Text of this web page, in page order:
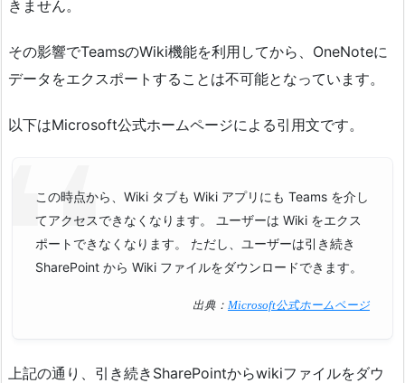
きません。
その影響でTeamsのWiki機能を利用してから、OneNoteに
データをエクスポートすることは不可能となっています。
以下はMicrosoft公式ホームページによる引用文です。
この時点から、Wiki タブも Wiki アプリにも Teams を介し
てアクセスできなくなります。 ユーザーは Wiki をエクス
ポートできなくなります。 ただし、ユーザーは引き続き
SharePoint から Wiki ファイルをダウンロードできます。
出典： Microsoft公式ホームページ
上記の通り、引き続きSharePointからwikiファイルをダウ